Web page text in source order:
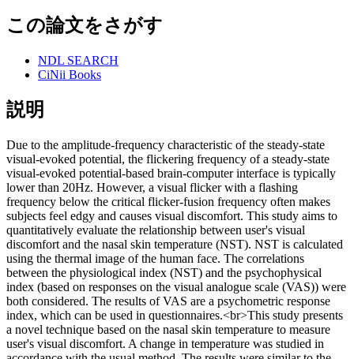
この論文をさがす
NDL SEARCH
CiNii Books
説明
Due to the amplitude-frequency characteristic of the steady-state
visual-evoked potential, the flickering frequency of a steady-state
visual-evoked potential-based brain-computer interface is typically
lower than 20Hz. However, a visual flicker with a flashing
frequency below the critical flicker-fusion frequency often makes
subjects feel edgy and causes visual discomfort. This study aims to
quantitatively evaluate the relationship between user's visual
discomfort and the nasal skin temperature (NST). NST is calculated
using the thermal image of the human face. The correlations
between the physiological index (NST) and the psychophysical
index (based on responses on the visual analogue scale (VAS)) were
both considered. The results of VAS are a psychometric response
index, which can be used in questionnaires.<br>This study presents
a novel technique based on the nasal skin temperature to measure
user's visual discomfort. A change in temperature was studied in